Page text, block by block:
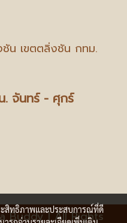
น เขตตลิ่งชัน กทม.
. จันทร์ - ศุกร์
Buddy | All Rights
ะสิทธิภาพและประสบการณ์ที่ดี